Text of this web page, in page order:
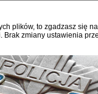
plików, to zgadzasz się
zmiany ustawienia